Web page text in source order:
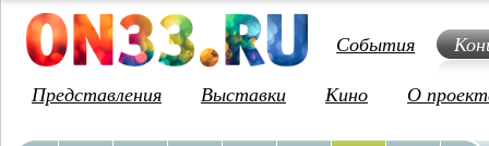
События
Представления
Выставки Кино О